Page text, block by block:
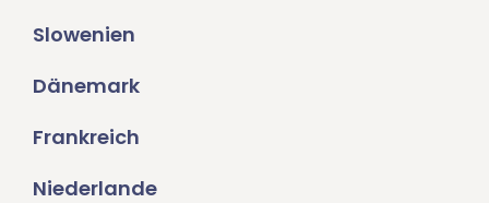
Slowenien
Dänemark
Frankreich
Niederlande